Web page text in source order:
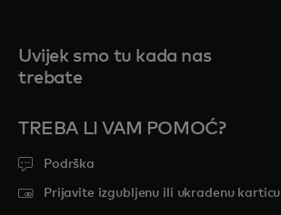
Uvijek smo tu kada nas
trebate
TREBA LI VAM POMOĆ?
Podrška
Prijavite izgubljenu ili ukradenu karticu